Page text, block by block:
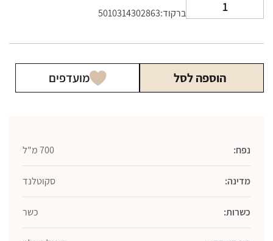
של
מ"ל
ברקוד:5010314302863
הוספה לסל מועדפים
נפח: 700 מ"ל
מדינה: סקוטלנד
כשרות: כשר